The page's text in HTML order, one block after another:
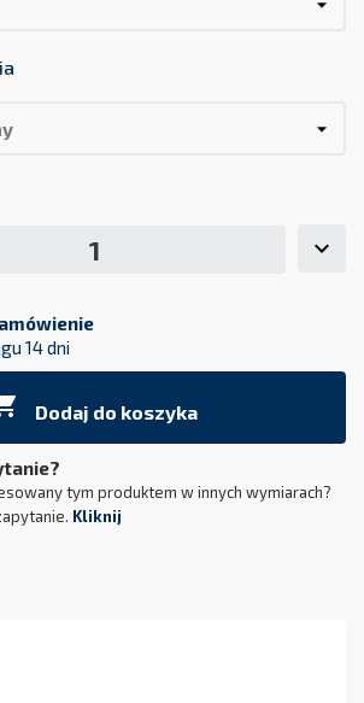
14 dni
Dodaj do koszyka
tym produktem w innych wymiarach?
Kliknij